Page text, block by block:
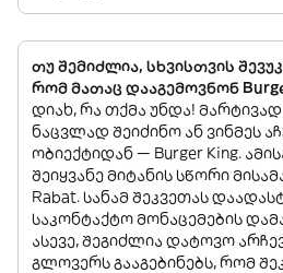
თუ შემიძლია, სხვისთვის
რომ მათაც დააგემოვნონ
დიახ, რა თქმა უნდა! მარტივად
ნაცვლად შეიძინო ან ვინმეს
ობიექტიდან — Burger King.
შეიყვანე მიტანის სწორი
Rabat. სანამ შეკვეთას
საკონტაქტო მონაცემების
ასევე, შეგიძლია დატოვო
გლოვერს გააგებინებს, რომ